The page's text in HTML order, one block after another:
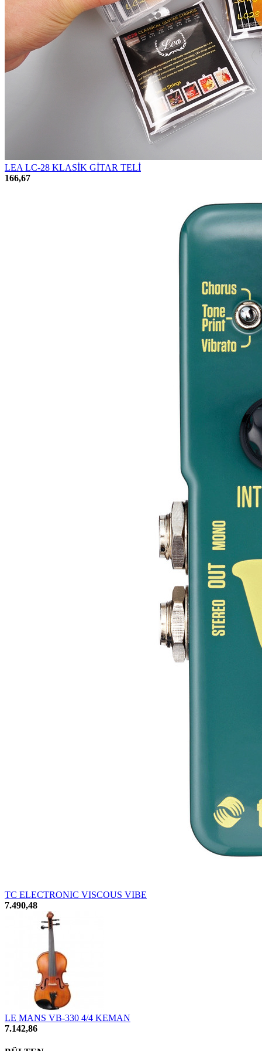
LEA LC-28 KLASİK GİTAR TELİ
166,67
TC ELECTRONIC VISCOUS VIBE
7.490,48
LE MANS VB-330 4/4 KEMAN
7.142,86